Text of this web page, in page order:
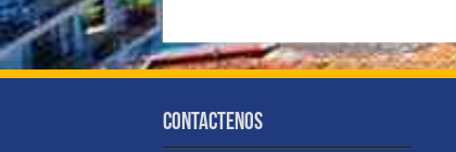
Contactenos